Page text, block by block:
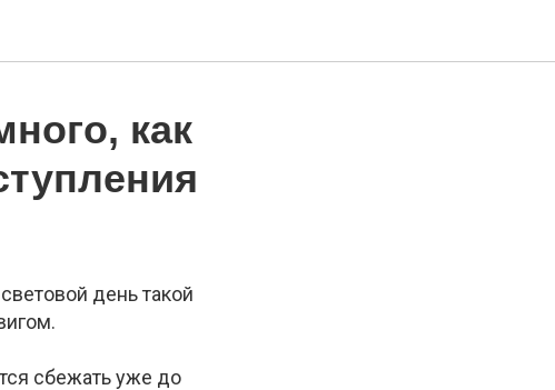
как
день такой
сбежать уже до